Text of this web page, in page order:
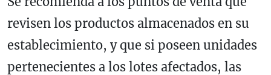
revisen los productos almacenados en su
establecimiento, y que si poseen unidades
pertenecientes a los lotes afectados, las